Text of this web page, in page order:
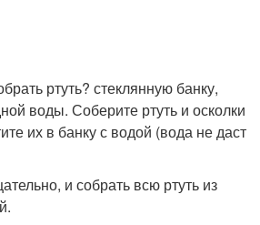
ртуть? стеклянную банку,
воды. Соберите ртуть и осколки
их в банку с водой (вода не даст
и собрать всю ртуть из